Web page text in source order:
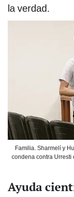
la verdad.
Familia. Sharmelí y
condena contra Urresti
Ayuda